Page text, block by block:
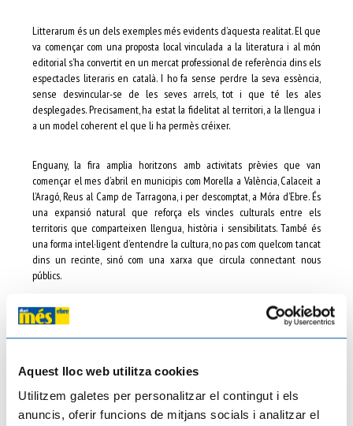
Aquest lloc web utilitza cookies
Utilitzem galetes per personalitzar el contingut i els
anuncis, oferir funcions de mitjans socials i analitzar el
Litterarum és un dels exemples més evidents d’aquesta realitat. El que
va començar com una proposta local vinculada a la literatura i al món
editorial s’ha convertit en un mercat professional de referència dins els
espectacles literaris en català. I ho fa sense perdre la seva essència,
sense desvincular-se de les seves arrels, tot i que té les ales
desplegades. Precisament, ha estat la fidelitat al territori, a la llengua i
a un model coherent el que li ha permès créixer.
Enguany, la fira amplia horitzons amb activitats prèvies que van
començar el mes d’abril en municipis com Morella a València, Calaceit a
l’Aragó, Reus al Camp de Tarragona, i per descomptat, a Móra d’Ebre. És
una expansió natural que reforça els vincles culturals entre els
territoris que comparteixen llengua, història i sensibilitats. També és
una forma intel·ligent d’entendre la cultura, no pas com quelcom tancat
dins un recinte, sinó com una xarxa que circula connectant nous
públics.
La programació avala aquesta ambició amb música, poesia, teatre,
narració oral, arts visuals i circ, sempre amb la literatura al centre, sense
experiència col·lectiva, educativa, intergeneracional i activa.
Aquesta és una feina imprescindible de visibilització dels autors i